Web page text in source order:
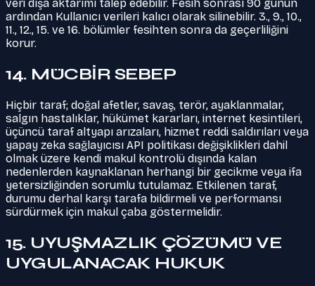
veri dışa aktarımı talep edebilir. Fesih sonrası 90 günün
ardından Kullanıcı verileri kalıcı olarak silinebilir. 3., 9., 10.,
11., 12., 15. ve 16. bölümler fesihten sonra da geçerliliğini
korur.
14. MÜCBİR SEBEP
Hiçbir taraf; doğal afetler, savaş, terör, ayaklanmalar,
salgın hastalıklar, hükümet kararları, internet kesintileri,
üçüncü taraf altyapı arızaları, hizmet reddi saldırıları veya
yapay zeka sağlayıcısı API politikası değişiklikleri dahil
olmak üzere kendi makul kontrolü dışında kalan
nedenlerden kaynaklanan herhangi bir gecikme veya ifa
yetersizliğinden sorumlu tutulamaz. Etkilenen taraf,
durumu derhal karşı tarafa bildirmeli ve performansı
sürdürmek için makul çaba göstermelidir.
15. UYUŞMAZLIK ÇÖZÜMÜ VE
UYGULANACAK HUKUK